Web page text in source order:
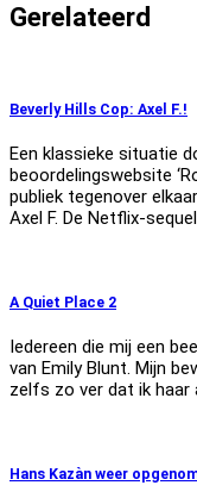
Gerelateerd
Beverly Hills Cop: Axel F.!
Een klassieke situatie
beoordelingswebsite
publiek tegenover
Axel F. De Netflix-
A Quiet Place 2
Iedereen die mij een
van Emily Blunt. Mijn
zelfs zo ver dat ik haar
Hans Kazàn weer